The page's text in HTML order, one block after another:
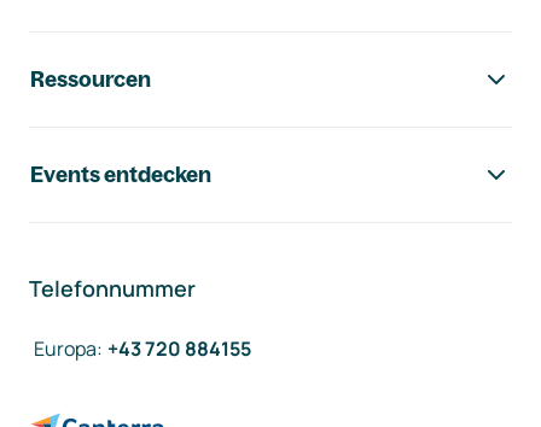
Ressourcen
Events entdecken
Telefonnummer
Europa: +43 720 884155